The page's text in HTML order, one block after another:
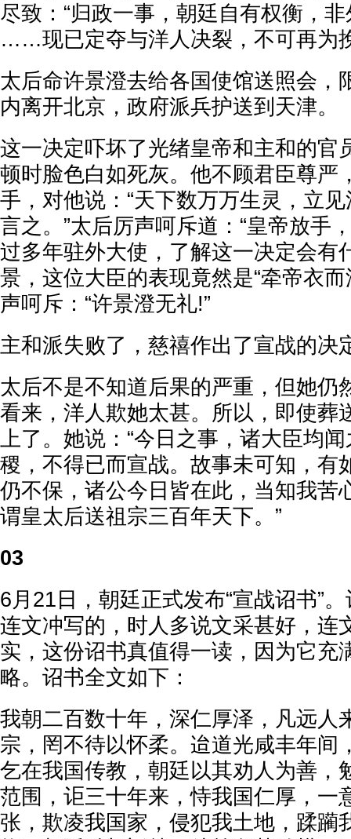
尽致：“归政一事，朝廷自有权衡，
……现已定夺与洋人决裂，不可再为
太后命许景澄去给各国使馆送照会，
内离开北京，政府派兵护送到天津。
这一决定吓坏了光绪皇帝和主和的官
顿时脸色白如死灰。他不顾君臣尊严
手，对他说：“天下数万万生灵，立
言之。”太后厉声呵斥道：“皇帝放手
过多年驻外大使，了解这一决定会有
景，这位大臣的表现竟然是“牵帝衣
声呵斥：“许景澄无礼!”
主和派失败了，慈禧作出了宣战的决
太后不是不知道后果的严重，但她仍
看来，洋人欺她太甚。所以，即使葬
上了。她说：“今日之事，诸大臣均
稷，不得已而宣战。故事未可知，有
仍不保，诸公今日皆在此，当知我苦
谓皇太后送祖宗三百年天下。”
03
6月21日，朝廷正式发布“宣战诏书”
连文冲写的，时人多说文采甚好，连
实，这份诏书真值得一读，因为它充
略。诏书全文如下：
我朝二百数十年，深仁厚泽，凡远人
宗，罔不待以怀柔。迨道光咸丰年间
乞在我国传教，朝廷以其劝人为善，
范围，讵三十年来，恃我国仁厚，一
张，欺凌我国家，侵犯我土地，蹂躏